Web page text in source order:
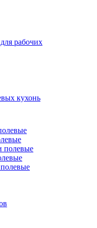
рабочих
кухонь
полевые